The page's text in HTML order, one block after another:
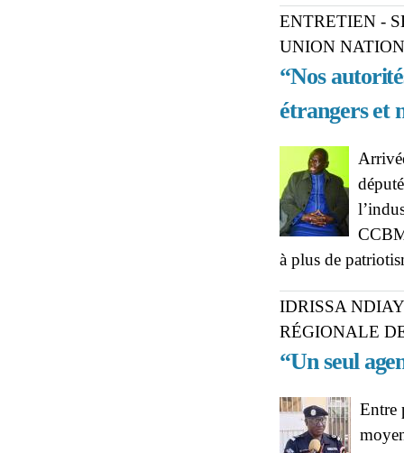
ENTRETIEN -
UNION
“Nos
étrangers et
à plus de
IDRISSA
RÉGIONALE
“Un seul
Entre